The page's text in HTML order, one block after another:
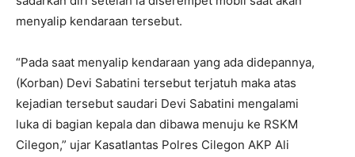
menyalip kendaraan tersebut.
“Pada saat menyalip kendaraan yang ada didepannya,
(Korban) Devi Sabatini tersebut terjatuh maka atas
kejadian tersebut saudari Devi Sabatini mengalami
luka di bagian kepala dan dibawa menuju ke RSKM
Cilegon,” ujar Kasatlantas Polres Cilegon AKP Ali